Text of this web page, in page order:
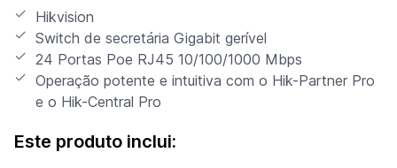
Hikvision
Switch de secretária Gigabit gerível
24 Portas Poe RJ45 10/100/1000 Mbps
Operação potente e intuitiva com o Hik-Partner Pro
e o Hik-Central Pro
Este produto inclui: